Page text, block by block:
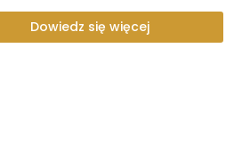
Dowiedz się więcej